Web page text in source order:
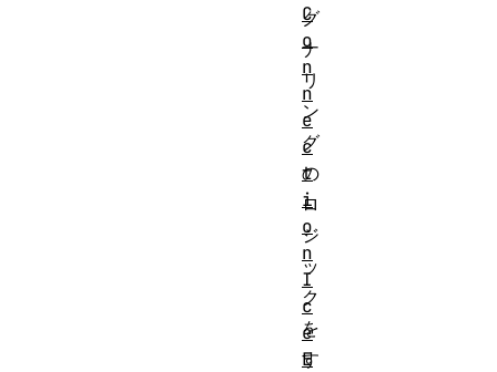
グ
ナ
リ
ン
グ
の
ロ
ジ
ッ
ク
を
す
C
o
n
n
e
c
t
i
o
n
I
c
e
E